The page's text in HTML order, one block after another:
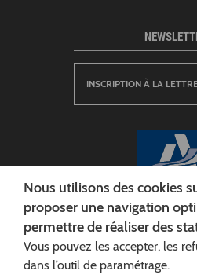
CONSEIL
Siège :
INSCRIPTION À LA
Nous utilisons des cookies
proposer une navigation
permettre de réaliser des
Vous pouvez les accepter, les
dans l’outil de paramétrage.